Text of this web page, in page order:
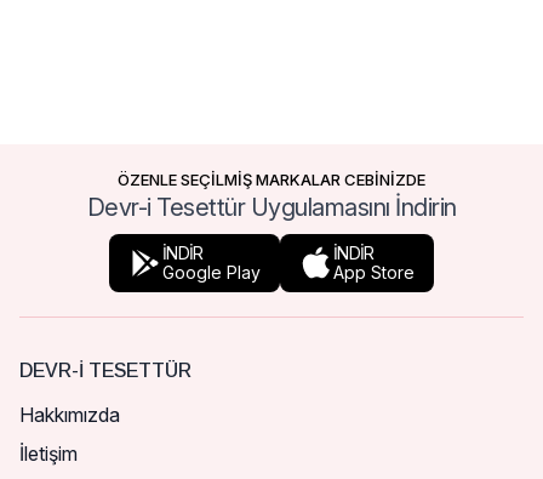
ÖZENLE SEÇİLMİŞ MARKALAR CEBİNİZDE
Devr-i Tesettür Uygulamasını İndirin
İNDİR
Google Play
İNDİR
App Store
DEVR-I TESETTÜR
Hakkımızda
İletişim